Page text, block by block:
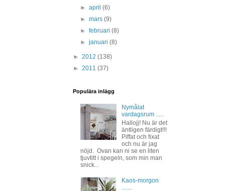
►april(6)
►mars(9)
►februari(8)
►januari(8)
► 2012 (138)
► 2011 (37)
Populära inlägg
Nymålat
vardagsrum .....
Hallojj! Nu är det
äntligen färdigt!!!
Piffat och fixat
och nu är jag
nöjd. Ovan kan ni se en liten
tjuvtitt i spegeln, som min man
snick...
Kaos-morgon